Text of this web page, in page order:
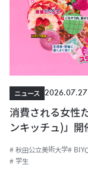
ニュース
2026.07.27
消費される女性
ンキッチュ)」開
# 秋田公立美術大学#
# 学生